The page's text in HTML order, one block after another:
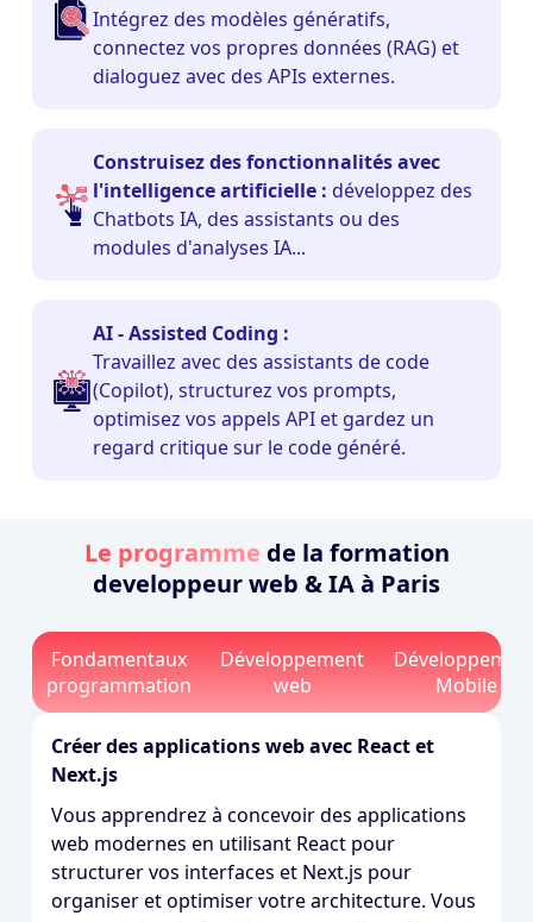
Intégrez des modèles génératifs,
connectez vos propres données (RAG) et
dialoguez avec des APIs externes.
Construisez des fonctionnalités avec
l'intelligence artificielle :développez des
Chatbots IA, des assistants ou des
modules d'analyses IA...
AI - Assisted Coding :
Travaillez avec des assistants de code
(Copilot), structurez vos prompts,
optimisez vos appels API et gardez un
regard critique sur le code généré.
Le programme de la formation
developpeur web & IA à Paris
Fondamentaux
programmation
Développement
web
Mobile
Créer des applications web avec React et
Next.js
Vous apprendrez à concevoir des applications
web modernes en utilisant React pour
structurer vos interfaces et Next.js pour
organiser et optimiser votre architecture. Vous